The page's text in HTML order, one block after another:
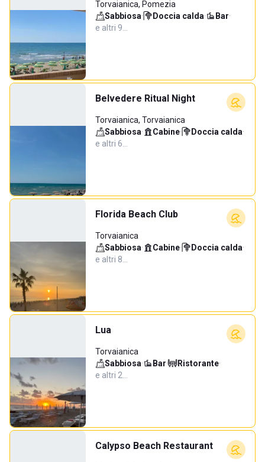
Torvaianica, Pomezia
Sabbiosa· Doccia calda· Bar·
e altri 9…
Belvedere Ritual Night
Torvaianica, Torvaianica
Sabbiosa· Cabine· Doccia calda·
e altri 6…
Florida Beach Club
Torvaianica
Sabbiosa· Cabine· Doccia calda·
e altri 8…
Lua
Torvaianica
Sabbiosa· Bar· Ristorante·
e altri 2…
Calypso Beach Restaurant